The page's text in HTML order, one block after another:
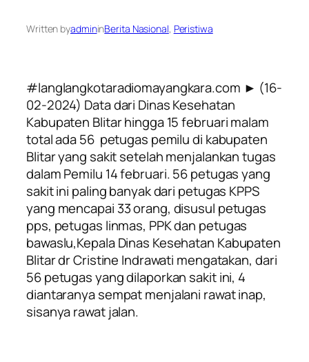
Written byadmininBerita Nasional, Peristiwa
#langlangkotaradiomayangkara.com ► (16-
02-2024) Data dari Dinas Kesehatan
Kabupaten Blitar hingga 15 februari malam
total ada 56 petugas pemilu di kabupaten
Blitar yang sakit setelah menjalankan tugas
dalam Pemilu 14 februari. 56 petugas yang
sakit ini paling banyak dari petugas KPPS
yang mencapai 33 orang, disusul petugas
pps, petugas linmas, PPK dan petugas
bawaslu,Kepala Dinas Kesehatan Kabupaten
Blitar dr Cristine Indrawati mengatakan, dari
56 petugas yang dilaporkan sakit ini, 4
diantaranya sempat menjalani rawat inap,
sisanya rawat jalan.